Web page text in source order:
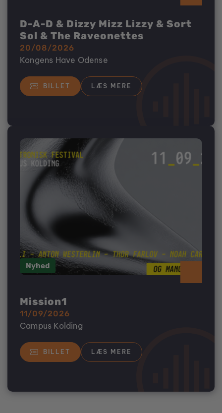
D-A-D & Dizzy Mizz Lizzy & Sort
Sol & The Raveonettes
20/08/2026
Kongens Have Odense
BILLET LÆS MERE
Nyhed
Mission1
11/09/2026
Campus Kolding
BILLET LÆS MERE